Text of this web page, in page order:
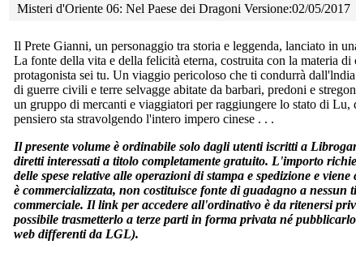
Misteri d'Oriente 06: Nel Paese dei Dragoni Versione:02/05/2017
Il Prete Gianni, un personaggio tra storia e leggenda, lanciato in
La fonte della vita e della felicità eterna, costruita con la materia
protagonista sei tu. Un viaggio pericoloso che ti condurrà
di guerre civili e terre selvagge abitate da barbari, predoni e
un gruppo di mercanti e viaggiatori per raggiungere lo stato di
pensiero sta stravolgendo l'intero impero cinese . . .
Il presente volume è ordinabile solo dagli utenti iscritti a
diretti interessati a titolo completamente gratuito. L'importo
delle spese relative alle operazioni di stampa e spedizione e
è commercializzata, non costituisce fonte di guadagno a
commerciale. Il link per accedere all'ordinativo è da ritenersi
possibile trasmetterlo a terze parti in forma privata né
web differenti da LGL).